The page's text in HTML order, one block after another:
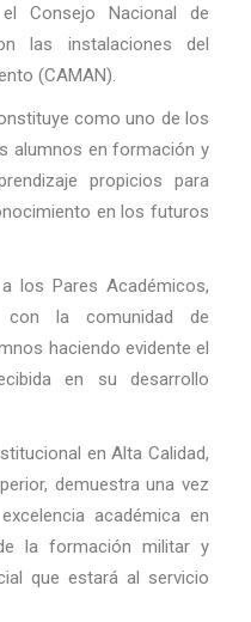
Consejo Nacional de
las instalaciones del
(CAMAN).
como uno de los
alumnos en formación y
propicios para
en los futuros
los Pares Académicos,
la comunidad de
haciendo evidente el
en su desarrollo
en Alta Calidad,
demuestra una vez
académica en
la formación militar y
que estará al servicio